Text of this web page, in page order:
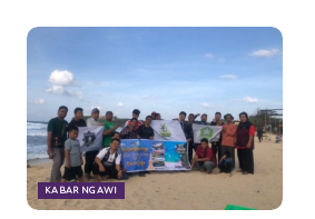
KABAR NGAWI